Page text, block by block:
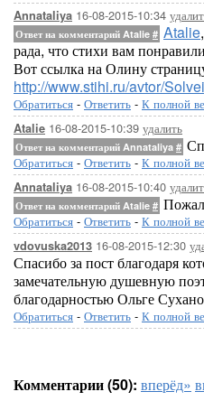
Annataliya 16-08-2015-10:34
Ответ на комментарий Atalie # Atalie,
рада, что стихи вам
Вот ссылка на Олину
http://www.stihi.ru/avtor/
Обратиться - Ответить - К полной
Atalie 16-08-2015-10:39 удалить
Ответ на комментарий Annataliya #
Обратиться - Ответить - К полной
Annataliya 16-08-2015-10:40
Ответ на комментарий Atalie #
Обратиться - Ответить - К полной
vdovuska2013 16-08-2015-12:30
Спасибо за пост благодаря
замечательную душевную
благодарностью Ольге
Обратиться - Ответить - К полной
Комментарии (50): вперёд»